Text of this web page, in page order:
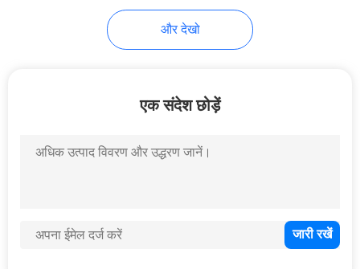
ईवा मछली शासक
और देखो
एक संदेश छोड़ें